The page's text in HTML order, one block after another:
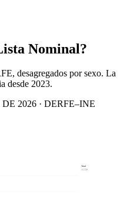
Nominal?
desagregados por sexo. La
desde 2023.
2026 · DERFE–INE
Total
15,729